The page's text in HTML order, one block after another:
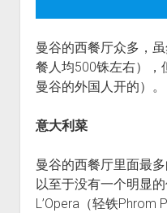
曼谷的西餐厅众多，
餐人均500铢左右），
曼谷的外国人开的）。
意大利菜
曼谷的西餐厅里面最
以至于没有一个明显
L’Opera（轻铁Phrom